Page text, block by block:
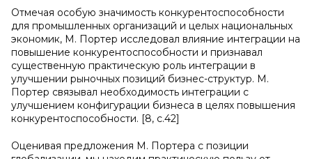
Отмечая особую значимость конкурентоспособности
для промышленных организаций и целых национальных
экономик, М. Портер исследовал влияние интеграции на
повышение конкурентоспособности и признавал
существенную практическую роль интеграции в
улучшении рыночных позиций бизнес-структур. М.
Портер связывал необходимость интеграции с
улучшением конфигурации бизнеса в целях повышения
конкурентоспособности. [8, с.42]
Оценивая предложения М. Портера с позиции